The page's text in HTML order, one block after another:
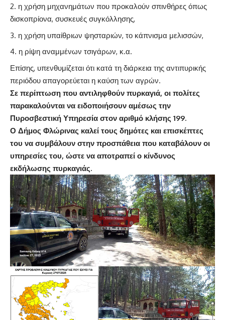
η χρήση μηχανημάτων που προκαλούν σπινθήρες όπως
δισκοπρίονα, συσκευές συγκόλλησης,
η χρήση υπαίθριων ψησταριών, το κάπνισμα μελισσών,
η ρίψη αναμμένων τσιγάρων, κ.α.
Επίσης, υπενθυμίζεται ότι κατά τη διάρκεια της αντιπυρικής
περιόδου απαγορεύεται η καύση των αγρών.
Σε περίπτωση που αντιληφθούν πυρκαγιά, οι πολίτες
παρακαλούνται να ειδοποιήσουν αμέσως την
Πυροσβεστική Υπηρεσία στον αριθμό κλήσης 199.
Ο Δήμος Φλώρινας καλεί τους δημότες και επισκέπτες
του να συμβάλουν στην προσπάθεια που καταβάλουν οι
υπηρεσίες του, ώστε να αποτραπεί ο κίνδυνος
εκδήλωσης πυρκαγιάς.